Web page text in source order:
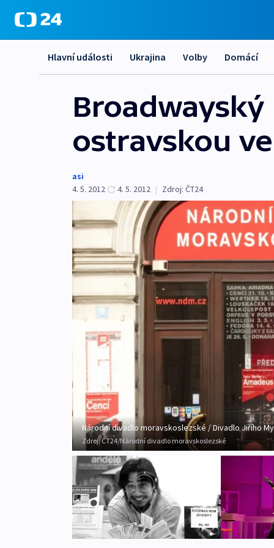
Hlavní události Ukrajina Volby Domácí
Broadwayský
ostravskou
asi
4. 5. 2012
4. 5. 2012 | Zdroj: ČT24
Národní divadlo moravskoslezské / Divadlo Jiřího
Zdroj:ČT24/Národní divadlo moravskoslezské